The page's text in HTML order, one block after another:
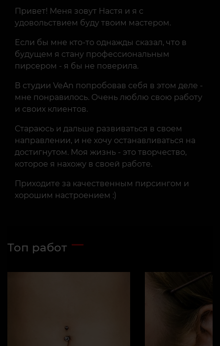
Привет! Меня зовут Настя и я с
удовольствием буду твоим мастером.
Если бы мне кто-то однажды сказал, что в
будущем я стану профессиональным
пирсером - я бы не поверила.
В студии VeAn попробовав себя в этом деле -
мне понравилось. Очень люблю свою работу
и своих клиентов.
Стараюсь и дальше развиваться в своем
направлении, и не хочу останавливаться на
достигнутом. Моя жизнь - это творчество,
которое я нахожу в своей работе.
Приходите за качественным пирсингом и
хорошим настроением :)
Топ работ